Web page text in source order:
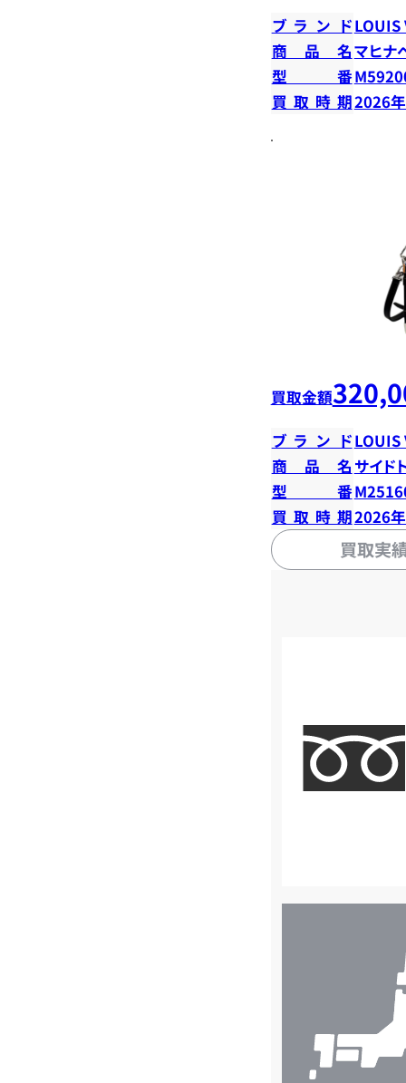
ブランドLOUIS
商品名マヒナ
型番
買取時期2026
買取金額
ブランドLOUIS
商品名 サイド
型番
買取時期2026
買取実